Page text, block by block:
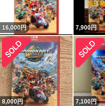
16,000円 7,900円
8,000円 7,100円